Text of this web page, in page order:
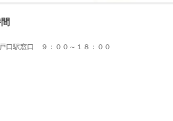
口駅窓口 ９：００～１８：００